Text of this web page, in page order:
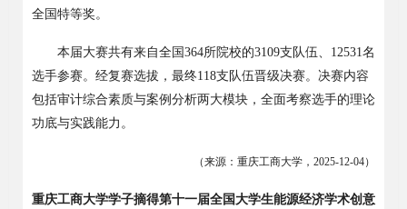
全国特等奖。
本届大赛共有来自全国 364所院校的3109支队伍、 12531名
选手参赛。经复赛选拔，最终118支队伍晋级决赛。决赛内容
包括审计综合素质与案例分析两大模块，全面考察选手的理论
功底与实践能力。
（来源：重庆工商大学， 2025-12-04）
重庆工商大学学子摘得第十一届全国大学生能源经济学术创意